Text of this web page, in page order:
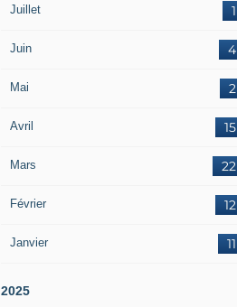
Juillet 1
Juin 4
Mai 2
Avril 15
Mars 22
Février 12
Janvier 11
2025